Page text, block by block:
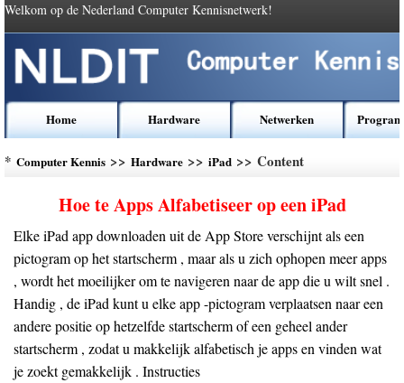
Welkom op de Nederland Computer Kennisnetwerk!
Home Hardware Netwerken
* Computer Kennis >> Hardware >> iPad >> Content
Hoe te Apps Alfabetiseer op een iPad
Elke iPad app downloaden uit de App Store verschijnt als een
pictogram op het startscherm , maar als u zich ophopen meer apps
, wordt het moeilijker om te navigeren naar de app die u wilt snel .
Handig , de iPad kunt u elke app -pictogram verplaatsen naar een
andere positie op hetzelfde startscherm of een geheel ander
startscherm , zodat u makkelijk alfabetisch je apps en vinden wat
je zoekt gemakkelijk . Instructies